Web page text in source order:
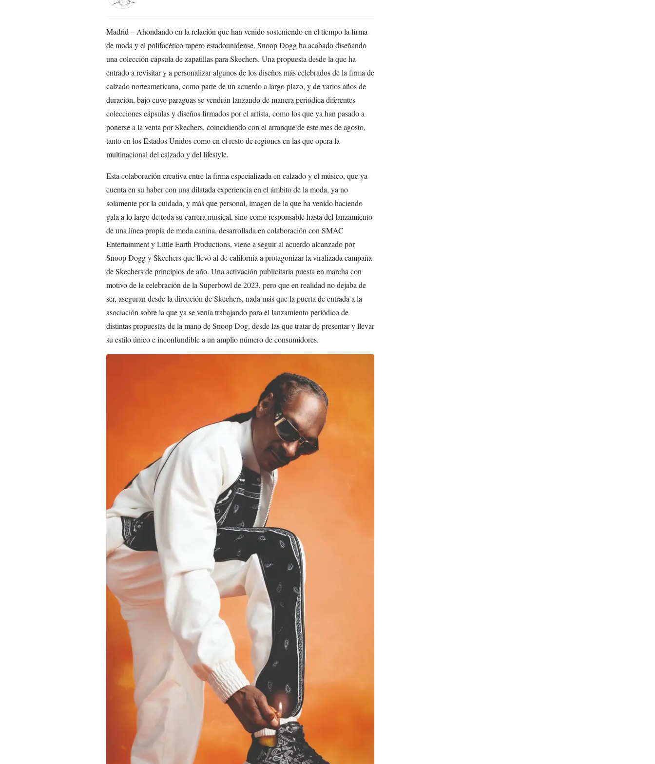
Madrid – Ahondando en la relación que han venido sosteniendo en el tiempo la firma
de moda y el polifacético rapero estadounidense, Snoop Dogg ha acabado diseñando
una colección cápsula de zapatillas para Skechers. Una propuesta desde la que ha
entrado a revisitar y a personalizar algunos de los diseños más celebrados de la firma de
calzado norteamericana, como parte de un acuerdo a largo plazo, y de varios años de
duración, bajo cuyo paraguas se vendrán lanzando de manera periódica diferentes
colecciones cápsulas y diseños firmados por el artista, como los que ya han pasado a
ponerse a la venta por Skechers, coincidiendo con el arranque de este mes de agosto,
tanto en los Estados Unidos como en el resto de regiones en las que opera la
multinacional del calzado y del lifestyle.
Esta colaboración creativa entre la firma especializada en calzado y el músico, que ya
cuenta en su haber con una dilatada experiencia en el ámbito de la moda, ya no
solamente por la cuidada, y más que personal, imagen de la que ha venido haciendo
gala a lo largo de toda su carrera musical, sino como responsable hasta del lanzamiento
de una línea propia de moda canina, desarrollada en colaboración con SMAC
Entertainment y Little Earth Productions, viene a seguir al acuerdo alcanzado por
Snoop Dogg y Skechers que llevó al de california a protagonizar la viralizada campaña
de Skechers de principios de año. Una activación publicitaria puesta en marcha con
motivo de la celebración de la Superbowl de 2023, pero que en realidad no dejaba de
ser, aseguran desde la dirección de Skechers, nada más que la puerta de entrada a la
asociación sobre la que ya se venía trabajando para el lanzamiento periódico de
distintas propuestas de la mano de Snoop Dog, desde las que tratar de presentar y llevar
su estilo único e inconfundible a un amplio número de consumidores.